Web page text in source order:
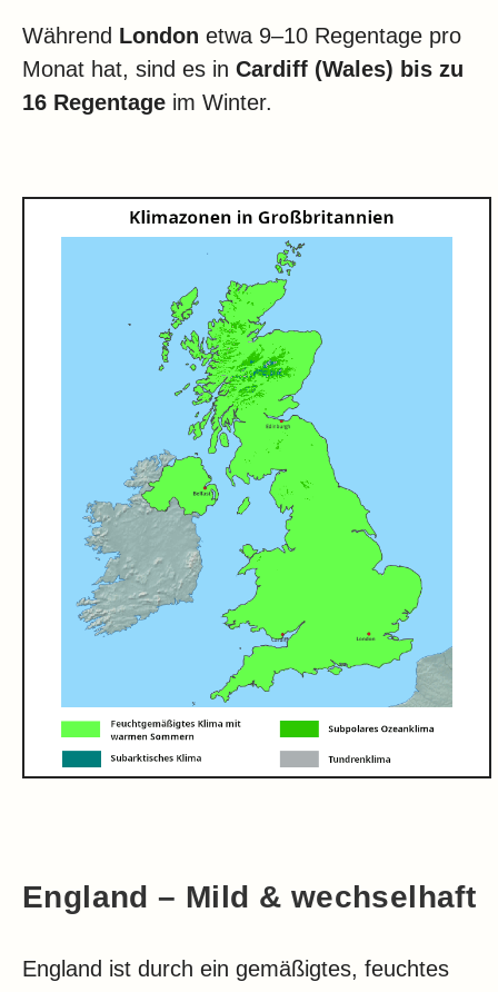
Während London etwa 9–10 Regentage pro
Monat hat, sind es in Cardiff (Wales) bis zu
16 Regentage im Winter.
England – Mild & wechselhaft
England ist durch ein gemäßigtes, feuchtes